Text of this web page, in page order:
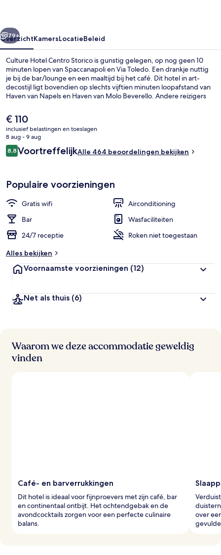
Volgende
79+
OverzichtKamersLocatieBeleid
Culture Hotel Centro Storico is gunstig gelegen, op nog geen 10
minuten lopen van Spaccanapoli en Via Toledo. Een drankje nuttig
je bij de bar/lounge en een maaltijd bij het café. Dit hotel in art-
decostijl ligt bovendien op slechts vijftien minuten loopafstand van
Haven van Napels en Haven van Molo Beverello. Andere reizigers
vervoer vind je op korte loopafstand: het is 5 minuten lopen naar
Station Università en 5 minuten naar Station Toledo.
De
huidige
prijs
is
€ 110
€ 110
inclusief belastingen en toeslagen
8 aug - 9 aug
Beoordelingen
8,88,8 op 10 –
VoortreffelijkAlle 464 beoordelingen bekijken
Populaire voorzieningen
Gratis wifi
Airconditioning
Bar
Wasfaciliteiten
24/7 receptie
Roken niet toegestaan
Alles bekijken
Voornaamste voorzieningen (12)
Net als thuis (6)
Waarom we deze accommodatie geweldig
vinden
Café- en barverrukkingen
Dit hotel is ideaal voor fijnproevers met zijn café, bar
en continentaal ontbijt. Het ochtendgebak en de
avondcocktails zorgen voor een perfecte culinaire
balans.
over